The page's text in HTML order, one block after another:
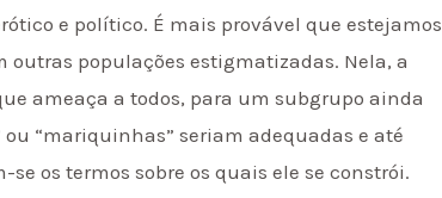
e político. É mais provável que estejamos
populações estigmatizadas. Nela, a
ameaça a todos, para um subgrupo ainda
“mariquinhas” seriam adequadas e até
os termos sobre os quais ele se constrói.